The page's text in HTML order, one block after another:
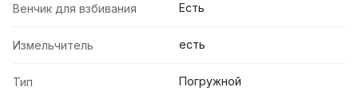
Венчик для взбивания Есть
Измельчитель есть
Тип Погружной